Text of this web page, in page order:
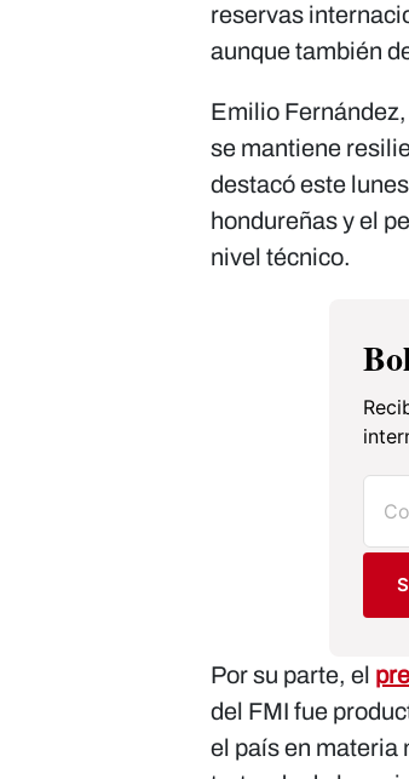
reservas
aunque también
Emilio
se mantiene
destacó este
hondureñas y el
nivel técnico.
Por su parte, el
del FMI fue
el país en materia